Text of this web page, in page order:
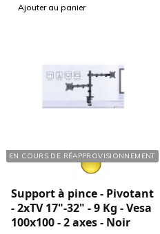
Ajouter au panier
EN COURS DE RÉAPPROVISIONNEMENT
Réf. : 281324
Support à pince - Pivotant
- 2xTV 17"-32" - 9 Kg - Vesa
100x100 - 2 axes - Noir